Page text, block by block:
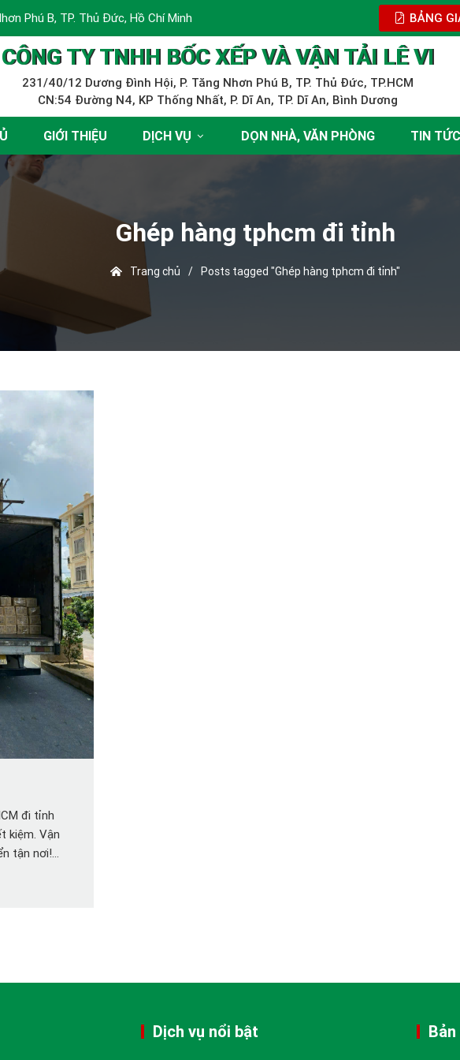
Phú B, TP. Thủ Đức, Hồ Chí Minh BẢNG
CÔNG TY TNHH BỐC XẾP VÀ VẬN TẢI LÊ VI
231/40/12 Dương Đình Hội, P. Tăng Nhơn Phú B, TP. Thủ Đức, TP.HCM
CN:54 Đường N4, KP Thống Nhất, P. Dĩ An, TP. Dĩ An, Bình Dương
GIỚI THIỆU DỊCH VỤ DỌN NHÀ, VĂN PHÒNG TIN TỨC
Ghép hàng tphcm đi tỉnh
Trang chủ /Posts tagged "Ghép hàng tphcm đi tỉnh"
đi tỉnh
kiệm. Vận
tận nơi!
cần vận
Dịch vụ nổi bật